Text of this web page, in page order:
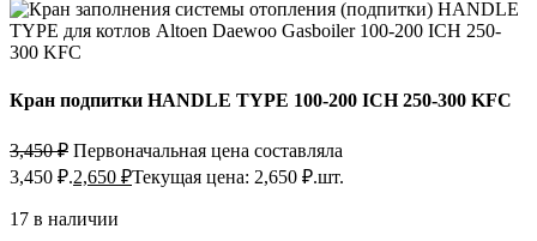
Кран подпитки HANDLE TYPE 100-200 ICH 250-300 KFC
3,450₽ Первоначальная цена составляла
3,450 ₽.2,650 ₽Текущая цена: 2,650 ₽.шт.
17 в наличии